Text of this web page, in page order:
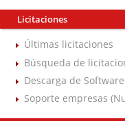
Licitaciones
Últimas licitaciones
Búsqueda de
Descarga de Software
Soporte empresas